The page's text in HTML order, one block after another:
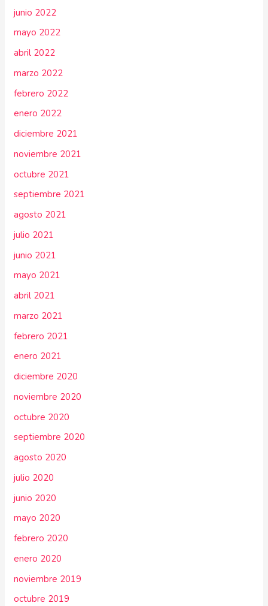
junio 2022
mayo 2022
abril 2022
marzo 2022
febrero 2022
enero 2022
diciembre 2021
noviembre 2021
octubre 2021
septiembre 2021
agosto 2021
julio 2021
junio 2021
mayo 2021
abril 2021
marzo 2021
febrero 2021
enero 2021
diciembre 2020
noviembre 2020
octubre 2020
septiembre 2020
agosto 2020
julio 2020
junio 2020
mayo 2020
febrero 2020
enero 2020
noviembre 2019
octubre 2019